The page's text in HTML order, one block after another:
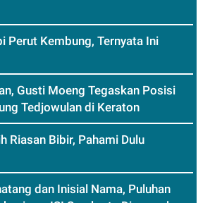
Perut Kembung, Ternyata Ini
Gusti Moeng Tegaskan Posisi
Tedjowulan di Keraton
Riasan Bibir, Pahami Dulu
dan Inisial Nama, Puluhan